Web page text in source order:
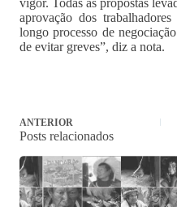
vigor. Todas as propostas
aprovação dos
longo processo de
de evitar greves”, diz a nota.
ANTERIOR
Posts relacionados